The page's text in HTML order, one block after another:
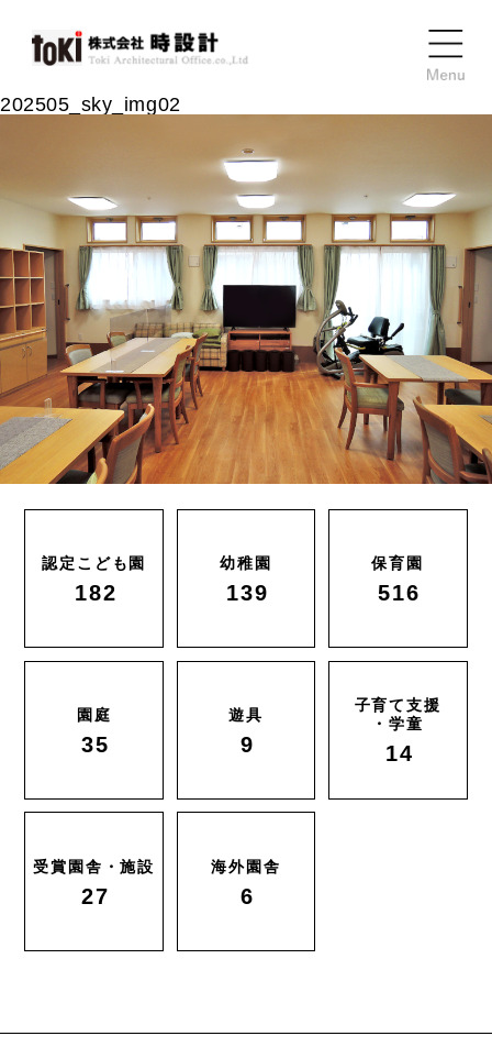
202505_sky_img02
認定こども園
182
幼稚園
139
保育園
516
園庭
35
遊具
9
子育て支援
・学童
14
受賞園舎・施設
27
海外園舎
6